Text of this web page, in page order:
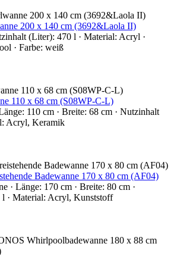
200 x 140 cm (3692&Laola II)
(Liter): 470 l · Material: Acryl ·
· Farbe: weiß
110 x 68 cm (S08WP-C-L)
110 cm · Breite: 68 cm · Nutzinhalt
Acryl, Keramik
Badewanne 170 x 80 cm (AF04)
· Länge: 170 cm · Breite: 80 cm ·
· Material: Acryl, Kunststoff